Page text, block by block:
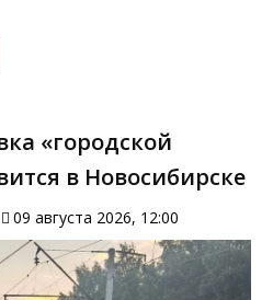
«городской
в Новосибирске
09 августа 2026, 12:00